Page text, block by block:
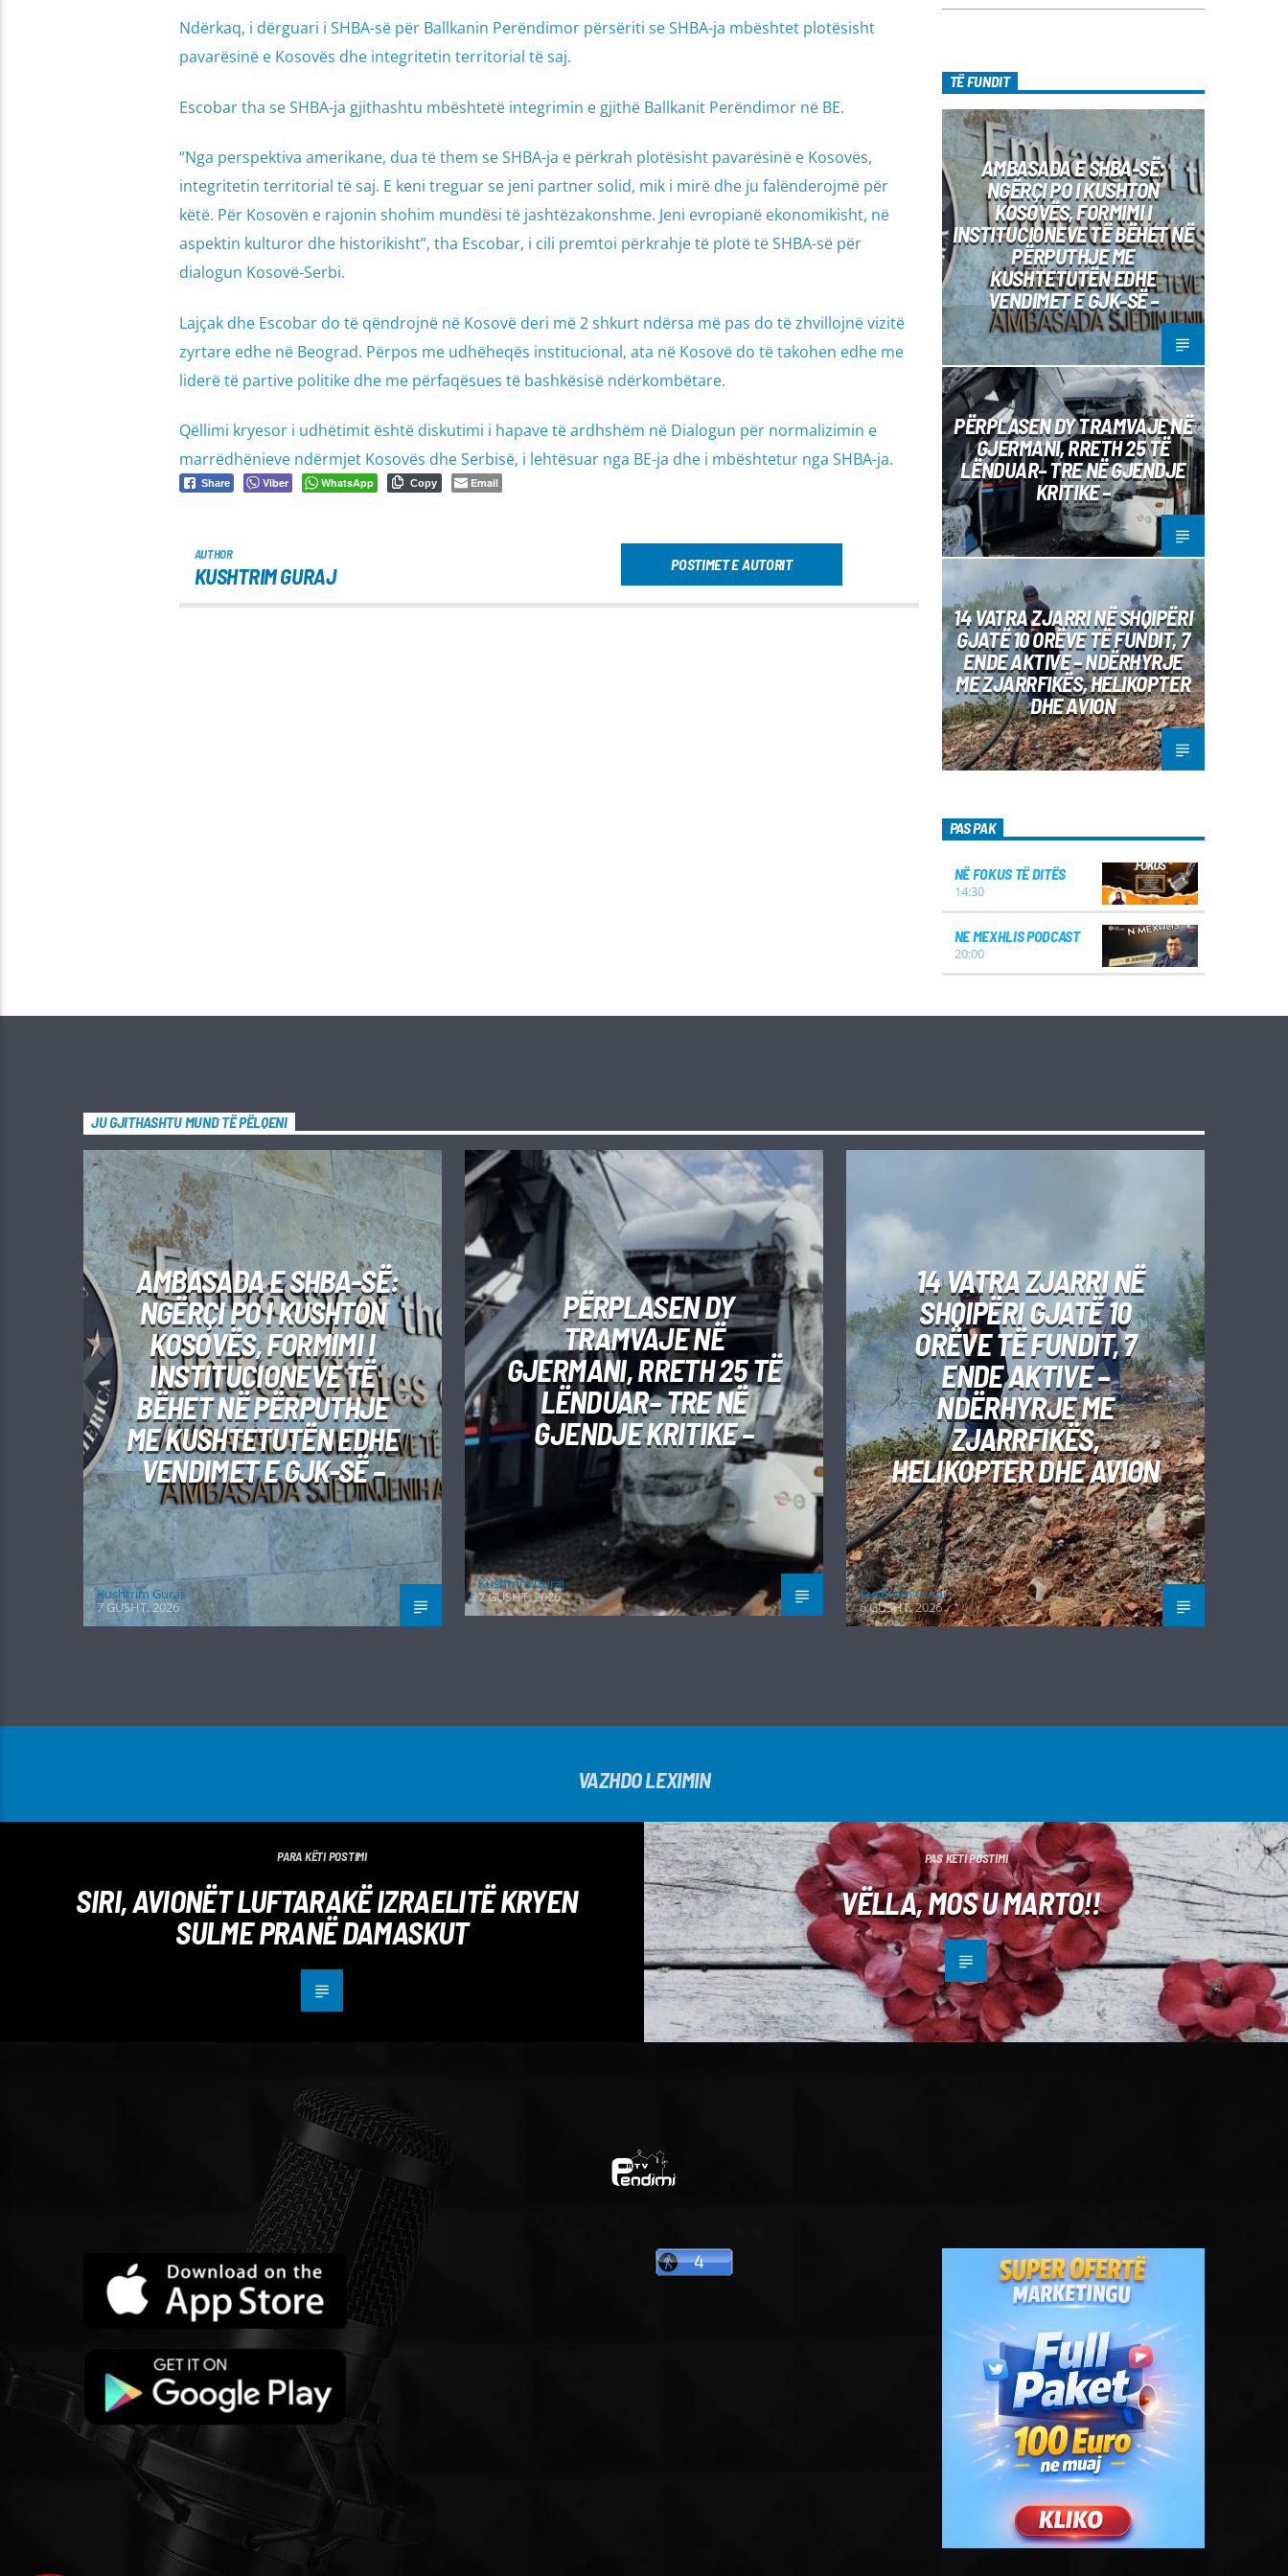
Ndërkaq, i dërguari i SHBA-së për Ballkanin Perëndimor përsëriti se SHBA-ja mbështet plotësisht
pavarësinë e Kosovës dhe integritetin territorial të saj.
Escobar tha se SHBA-ja gjithashtu mbështetë integrimin e gjithë Ballkanit Perëndimor në BE.
“Nga perspektiva amerikane, dua të them se SHBA-ja e përkrah plotësisht pavarësinë e Kosovës,
integritetin territorial të saj. E keni treguar se jeni partner solid, mik i mirë dhe ju falënderojmë për
këtë. Për Kosovën e rajonin shohim mundësi të jashtëzakonshme. Jeni evropianë ekonomikisht, në
aspektin kulturor dhe historikisht”, tha Escobar, i cili premtoi përkrahje të plotë të SHBA-së për
dialogun Kosovë-Serbi.
Lajçak dhe Escobar do të qëndrojnë në Kosovë deri më 2 shkurt ndërsa më pas do të zhvillojnë vizitë
zyrtare edhe në Beograd. Përpos me udhëheqës institucional, ata në Kosovë do të takohen edhe me
liderë të partive politike dhe me përfaqësues të bashkësisë ndërkombëtare.
Qëllimi kryesor i udhëtimit është diskutimi i hapave të ardhshëm në Dialogun për normalizimin e
marrëdhënieve ndërmjet Kosovës dhe Serbisë, i lehtësuar nga BE-ja dhe i mbështetur nga SHBA-ja.
Share Viber WhatsApp Copy Email
AUTHOR
KUSHTRIM GURAJ POSTIMET E AUTORIT
TË FUNDIT
AMBASADA E SHBA-SË:
NGËRÇI PO I KUSHTON
KOSOVËS, FORMIMI I
INSTITUCIONEVE TË BËHET NË
PËRPUTHJE ME
KUSHTETUTËN EDHE
VENDIMET E GJK-SË –
PËRPLASEN DY TRAMVAJE NË
GJERMANI, RRETH 25 TË
LËNDUAR– TRE NË GJENDJE
KRITIKE –
14 VATRA ZJARRI NË SHQIPËRI
GJATË 10 ORËVE TË FUNDIT, 7
ENDE AKTIVE – NDËRHYRJE
ME ZJARRFIKËS, HELIKOPTER
DHE AVION
PAS PAK
NË FOKUS TË DITËS
14:30
NE MEXHLIS PODCAST
20:00
JU GJITHASHTU MUND TË PËLQENI
AMBASADA E SHBA-SË:
NGËRÇI PO I KUSHTON
KOSOVËS, FORMIMI I
INSTITUCIONEVE TË
BËHET NË PËRPUTHJE
ME KUSHTETUTËN EDHE
VENDIMET E GJK-SË –
Kushtrim Guraj
7 GUSHT, 2026
PËRPLASEN DY
TRAMVAJE NË
GJERMANI, RRETH 25 TË
LËNDUAR– TRE NË
GJENDJE KRITIKE –
Kushtrim Guraj
7 GUSHT, 2026
14 VATRA ZJARRI NË
SHQIPËRI GJATË 10
ORËVE TË FUNDIT, 7
ENDE AKTIVE –
NDËRHYRJE ME
ZJARRFIKËS,
HELIKOPTER DHE AVION
Kushtrim Guraj
6 GUSHT, 2026
VAZHDO LEXIMIN
PARA KËTI POSTIMI
SIRI, AVIONËT LUFTARAKË IZRAELITË KRYEN
SULME PRANË DAMASKUT
PAS KËTI POSTIMI
VËLLA, MOS U MARTO!!